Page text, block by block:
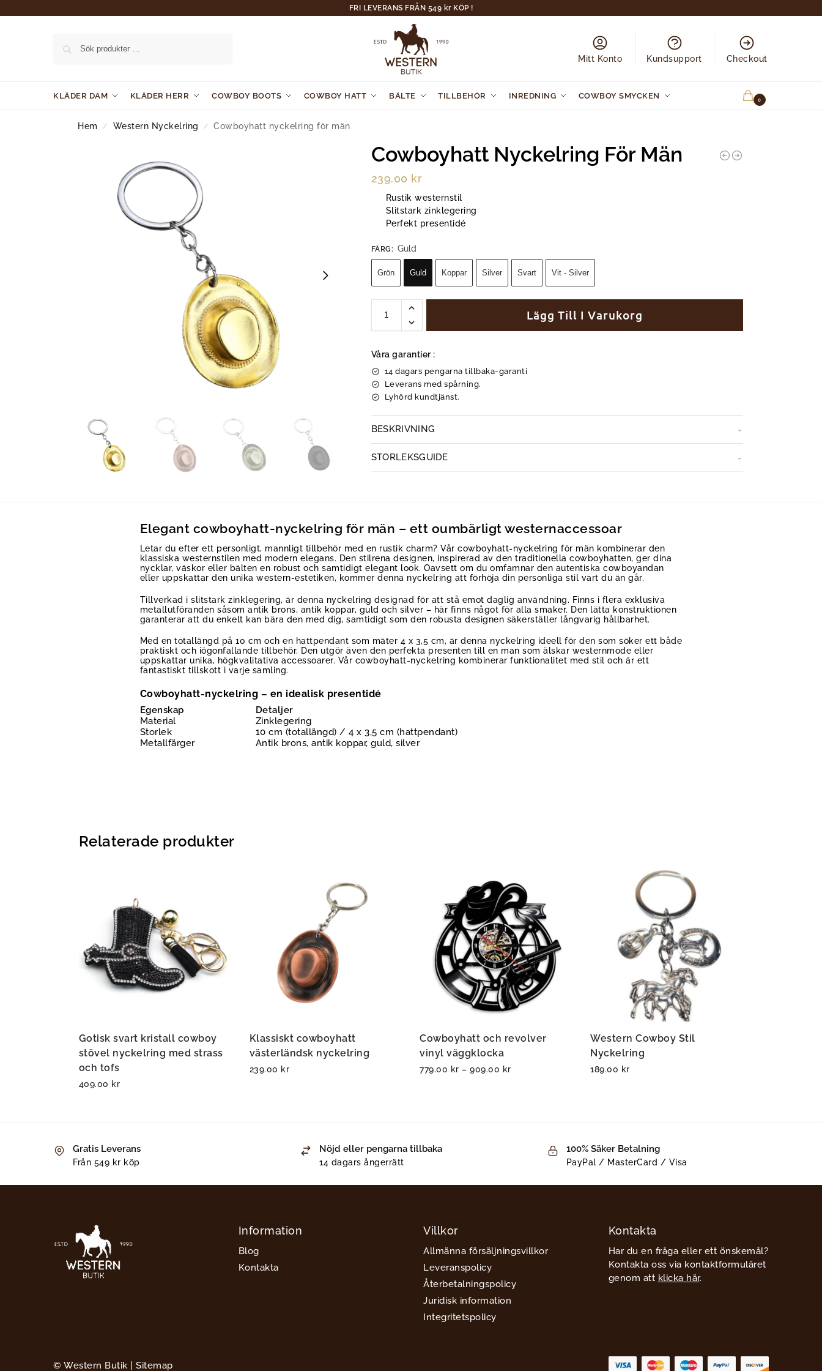
FRI LEVERANS FRÅN 549 kr KÖP !
Mitt Konto Kundsupport Checkout
KLÄDER DAM KLÄDER HERR COWBOY BOOTS COWBOY HATT BÄLTE TILLBEHÖR INREDNING COWBOY SMYCKEN 0
Hem / Western Nyckelring / Cowboyhatt nyckelring för män
Cowboyhatt Nyckelring För Män
239.00 kr
Rustik westernstil
Slitstark zinklegering
Perfekt presentidé
FÄRG: Guld
Grön Guld Koppar Silver Svart Vit - Silver
Lägg Till I Varukorg
Våra garantier :
14 dagars pengarna tillbaka-garanti
Leverans med spårning.
Lyhörd kundtjänst.
BESKRIVNING
STORLEKSGUIDE
Elegant cowboyhatt-nyckelring för män – ett oumbärligt westernaccessoar
Letar du efter ett personligt, mannligt tillbehör med en rustik charm? Vår cowboyhatt-nyckelring för män kombinerar den
klassiska westernstilen med modern elegans. Den stilrena designen, inspirerad av den traditionella cowboyhatten, ger dina
nycklar, väskor eller bälten en robust och samtidigt elegant look. Oavsett om du omfamnar den autentiska cowboyandan
eller uppskattar den unika western-estetiken, kommer denna nyckelring att förhöja din personliga stil vart du än går.
Tillverkad i slitstark zinklegering, är denna nyckelring designad för att stå emot daglig användning. Finns i flera exklusiva
metallutföranden såsom antik brons, antik koppar, guld och silver – här finns något för alla smaker. Den lätta konstruktionen
garanterar att du enkelt kan bära den med dig, samtidigt som den robusta designen säkerställer långvarig hållbarhet.
Med en totallängd på 10 cm och en hattpendant som mäter 4 x 3,5 cm, är denna nyckelring ideell för den som söker ett både
praktiskt och iögonfallande tillbehör. Den utgör även den perfekta presenten till en man som älskar westernmode eller
uppskattar unika, högkvalitativa accessoarer. Vår cowboyhatt-nyckelring kombinerar funktionalitet med stil och är ett
fantastiskt tillskott i varje samling.
Cowboyhatt-nyckelring – en idealisk presentidé
Egenskap
Detaljer
Material
Zinklegering
Storlek
10 cm (totallängd) / 4 x 3,5 cm (hattpendant)
Metallfärger
Antik brons, antik koppar, guld, silver
Relaterade produkter
Gotisk svart kristall cowboy
stövel nyckelring med strass
och tofs
409.00 kr
Klassiskt cowboyhatt
västerländsk nyckelring
239.00 kr
Cowboyhatt och revolver
vinyl väggklocka
779.00 kr – 909.00 kr
Western Cowboy Stil
Nyckelring
189.00 kr
Gratis Leverans
Från 549 kr köp
Nöjd eller pengarna tillbaka
14 dagars ångerrätt
100% Säker Betalning
PayPal / MasterCard / Visa
Information
Blog
Kontakta
Villkor
Allmänna försäljningsvillkor
Leveranspolicy
Återbetalningspolicy
Juridisk information
Integritetspolicy
Kontakta
Har du en fråga eller ett önskemål?
Kontakta oss via kontaktformuläret
genom att klicka här.
© Western Butik | Sitemap